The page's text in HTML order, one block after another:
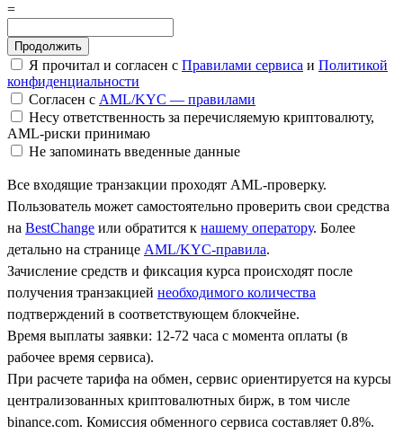
=
Я прочитал и согласен с Правилами сервиса и Политикой
конфиденциальности
Согласен с AML/KYC — правилами
Несу ответственность за перечисляемую криптовалюту,
AML-риски принимаю
Не запоминать введенные данные
Все входящие транзакции проходят AML-проверку.
Пользователь может самостоятельно проверить свои средства
на BestChange или обратится к нашему оператору. Более
детально на странице AML/KYC-правила.
Зачисление средств и фиксация курса происходят после
получения транзакцией необходимого количества
подтверждений в соответствующем блокчейне.
Время выплаты заявки: 12-72 часа с момента оплаты (в
рабочее время сервиса).
При расчете тарифа на обмен, сервис ориентируется на курсы
централизованных криптовалютных бирж, в том числе
binance.com. Комиссия обменного сервиса составляет 0.8%.